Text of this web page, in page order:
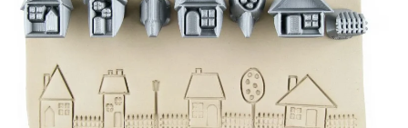
Tilføj til
ønskeliste